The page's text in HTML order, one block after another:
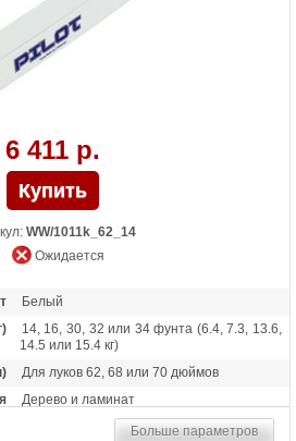
6 411 р.
WW/1011k_62_14
Ожидается
Белый
14, 16, 30, 32 или 34 фунта (6.4, 7.3, 13.6,
14.5 или 15.4 кг)
Для луков 62, 68 или 70 дюймов
Дерево и ламинат
Больше параметров